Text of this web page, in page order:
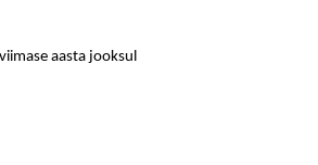
aasta jooksul